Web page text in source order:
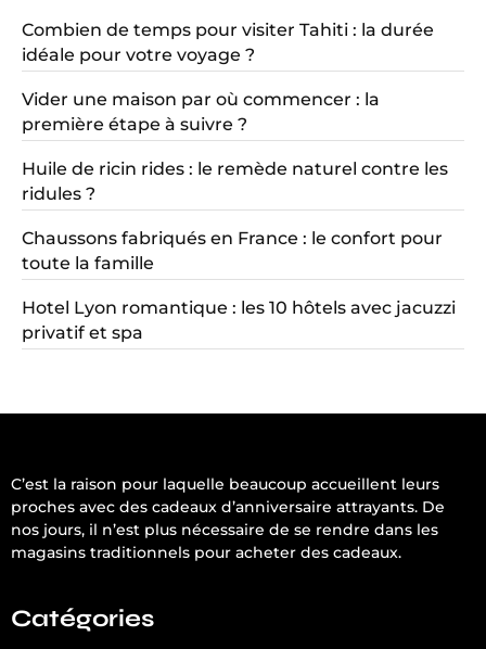
Combien de temps pour visiter Tahiti : la durée
idéale pour votre voyage ?
Vider une maison par où commencer : la
première étape à suivre ?
Huile de ricin rides : le remède naturel contre les
ridules ?
Chaussons fabriqués en France : le confort pour
toute la famille
Hotel Lyon romantique : les 10 hôtels avec jacuzzi
privatif et spa
C’est la raison pour laquelle beaucoup accueillent leurs
proches avec des cadeaux d’anniversaire attrayants. De
nos jours, il n’est plus nécessaire de se rendre dans les
magasins traditionnels pour acheter des cadeaux.
Catégories